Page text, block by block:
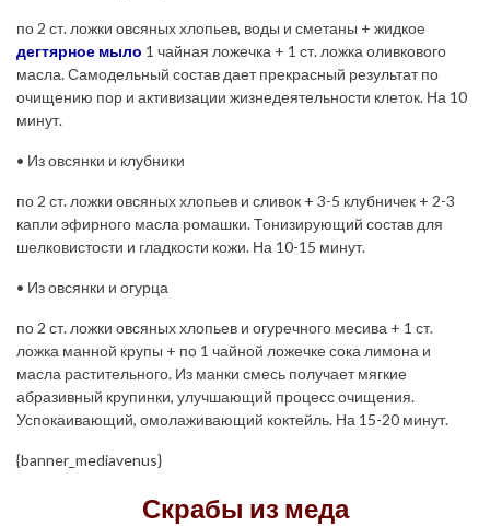
по 2 ст. ложки овсяных хлопьев, воды и сметаны + жидкое
дегтярное мыло 1 чайная ложечка + 1 ст. ложка оливкового
масла. Самодельный состав дает прекрасный результат по
очищению пор и активизации жизнедеятельности клеток. На 10
минут.
• Из овсянки и клубники
по 2 ст. ложки овсяных хлопьев и сливок + 3-5 клубничек + 2-3
капли эфирного масла ромашки. Тонизирующий состав для
шелковистости и гладкости кожи. На 10-15 минут.
• Из овсянки и огурца
по 2 ст. ложки овсяных хлопьев и огуречного месива + 1 ст.
ложка манной крупы + по 1 чайной ложечке сока лимона и
масла растительного. Из манки смесь получает мягкие
абразивный крупинки, улучшающий процесс очищения.
Успокаивающий, омолаживающий коктейль. На 15-20 минут.
{banner_mediavenus}
Скрабы из меда